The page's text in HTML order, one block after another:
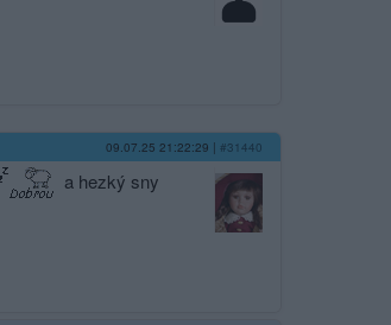
09.07.25 21:22:29 | #31440
a hezký sny